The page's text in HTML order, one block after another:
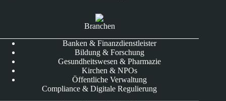
Branchen
Banken & Finanzdienstleister
Bildung & Forschung
Gesundheitswesen & Pharmazie
Kirchen & NPOs
Öffentliche Verwaltung
Compliance & Digitale Regulierung